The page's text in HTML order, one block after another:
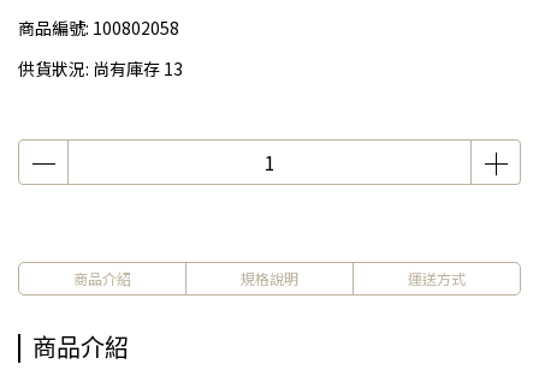
商品編號: 100802058
供貨狀況: 尚有庫存 13
商品介紹 規格說明 運送方式
商品介紹